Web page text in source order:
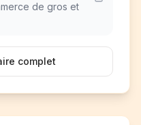
de gros et
complet